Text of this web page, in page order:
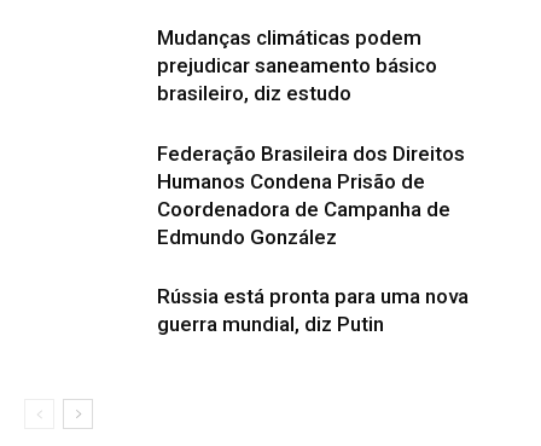
Mudanças climáticas podem
prejudicar saneamento básico
brasileiro, diz estudo
Federação Brasileira dos Direitos
Humanos Condena Prisão de
Coordenadora de Campanha de
Edmundo González
Rússia está pronta para uma nova
guerra mundial, diz Putin